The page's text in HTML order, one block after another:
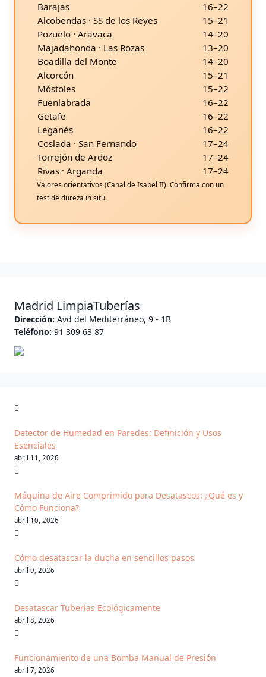
Barajas
16–22
Alcobendas · SS de los Reyes
15–21
Pozuelo · Aravaca
14–20
Majadahonda · Las Rozas
13–20
Boadilla del Monte
14–20
Alcorcón
15–21
Móstoles
15–22
Fuenlabrada
16–22
Getafe
16–22
Leganés
16–22
Coslada · San Fernando
17–24
Torrejón de Ardoz
17–24
Rivas · Arganda
17–24
Valores orientativos (Canal de Isabel II). Confirma con un
test de dureza in situ.
Madrid LimpiaTuberías
Dirección: Avd del Mediterráneo, 9 - 1B
Teléfono: 91 309 63 87
Detector de Humedad en Paredes: Definición y Usos
Esenciales
abril 11, 2026
Máquina de Aire Comprimido para Desatascos: ¿Qué es y
Cómo Funciona?
abril 10, 2026
Cómo desatascar la ducha en sencillos pasos
abril 9, 2026
Desatascar Tuberías Ecológicamente
abril 8, 2026
Funcionamiento de una Bomba Manual de Presión
abril 7, 2026